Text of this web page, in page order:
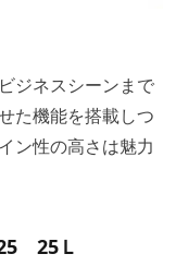
ジネスシーンまで
た機能を搭載しつ
ン性の高さは魅力
25Ｌ